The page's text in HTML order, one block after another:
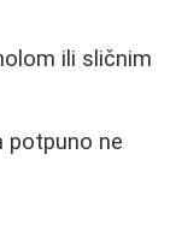
ili sličnim
potpuno ne